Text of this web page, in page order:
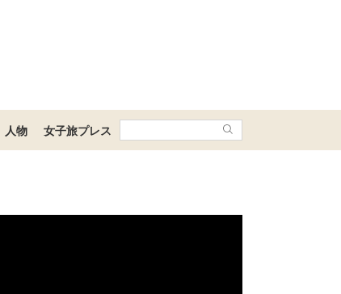
人物 女子旅プレス